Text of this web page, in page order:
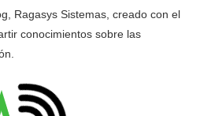
Ragasys Sistemas, creado con el
conocimientos sobre las